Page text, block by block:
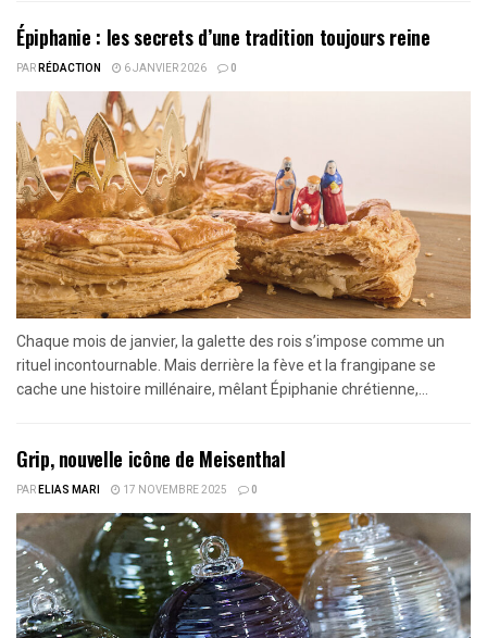
Épiphanie : les secrets d’une tradition toujours reine
PARRÉDACTION 6 JANVIER 2026 0
Chaque mois de janvier, la galette des rois s’impose comme un
rituel incontournable. Mais derrière la fève et la frangipane se
cache une histoire millénaire, mêlant Épiphanie chrétienne,...
Grip, nouvelle icône de Meisenthal
PARELIAS MARI 17 NOVEMBRE 2025 0